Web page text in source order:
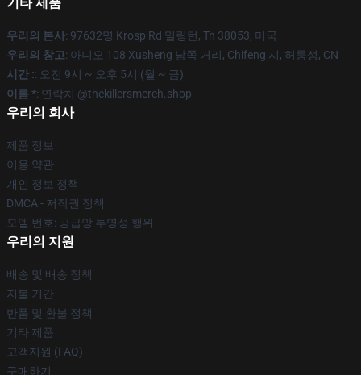
우리의 본사: 97632명 Krosp Rd 밀링턴, Tn 38053, 미국
우리의 창고: 아니오 108 Xusheng 남쪽 거리, Chifeng 시, 허룽성, CN
시간 :: 오전 9시 ~ 오후 5시 (월 ~ 금)
이름 *: 연락처 @thekillersmerch.shop
우리의 회사
제품 정보
이용 약관
개인 정보 정책
DMCA - 저작권 정책
모델 번호: 공급망 투명성 행위
우리의 지원
배송 및 배송 정책
지불 기간
반품 및 환불 정책
기타 제품
고객지원 (FAQ)
구매하기